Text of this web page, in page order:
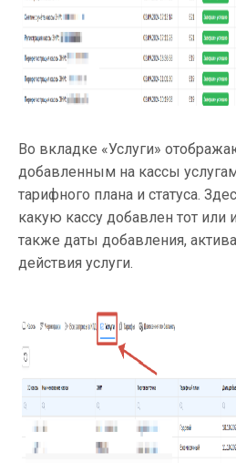
Во вкладке «Услуги»
добавленным на кассы
тарифного плана и статуса.
какую кассу добавлен тот или
также даты добавления,
действия услуги.